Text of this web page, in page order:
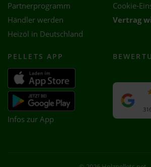
Partnerprogramm
Händler werden
Heizöl in Deutschland
Cookie-
Vertrag
PELLETS APP
Infos zur App